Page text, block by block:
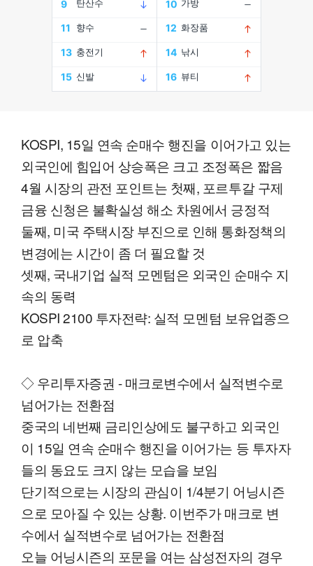
KOSPI, 15일 연속 순매수 행진을 이어가고 있는
외국인에 힘입어 상승폭은 크고 조정폭은 짧음
4월 시장의 관전 포인트는 첫째, 포르투갈 구제
금융 신청은 불확실성 해소 차원에서 긍정적
둘째, 미국 주택시장 부진으로 인해 통화정책의
변경에는 시간이 좀 더 필요할 것
셋째, 국내기업 실적 모멘텀은 외국인 순매수 지
속의 동력
KOSPI 2100 투자전략: 실적 모멘텀 보유업종으
로 압축
◇ 우리투자증권 - 매크로변수에서 실적변수로
넘어가는 전환점
중국의 네번째 금리인상에도 불구하고 외국인
이 15일 연속 순매수 행진을 이어가는 등 투자자
들의 동요도 크지 않는 모습을 보임
단기적으로는 시장의 관심이 1/4분기 어닝시즌
으로 모아질 수 있는 상황. 이번주가 매크로 변
수에서 실적변수로 넘어가는 전환점
오늘 어닝시즌의 포문을 여는 삼성전자의 경우